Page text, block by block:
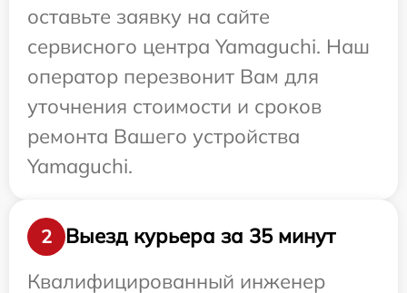
оставьте заявку на сайте
сервисного центра Yamaguchi. Наш
оператор перезвонит Вам для
уточнения стоимости и сроков
ремонта Вашего устройства
Yamaguchi.
2
Выезд курьера за 35 минут
Квалифицированный инженер